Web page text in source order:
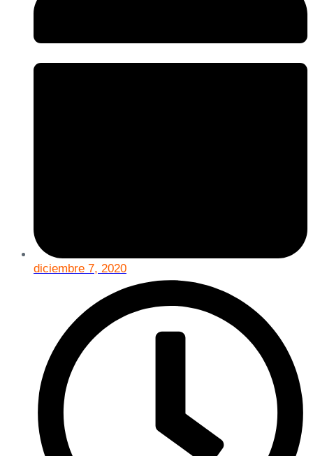
diciembre 7, 2020